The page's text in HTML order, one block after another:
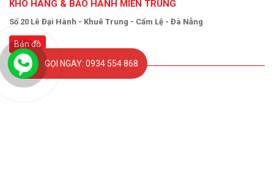
KHO HÀNG & BẢO HÀNH MIỀN TRUNG
Số 20 Lê Đại Hành - Khuê Trung - Cẩm Lệ - Đà Nẵng
Bản đồ
GỌI NGAY: 0934 554 868